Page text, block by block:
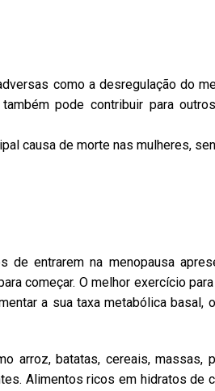
como a desregulação do
pode contribuir para
causa de morte nas mulheres,
entrarem na menopausa
começar. O melhor exercício
a sua taxa metabólica basal,
arroz, batatas, cereais, massas,
Alimentos ricos em hidratos de